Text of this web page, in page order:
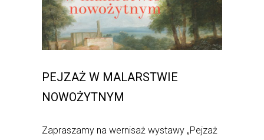
PEJZAŻ W MALARSTWIE
NOWOŻYTNYM
Zapraszamy na wernisaż wystawy „Pejzaż